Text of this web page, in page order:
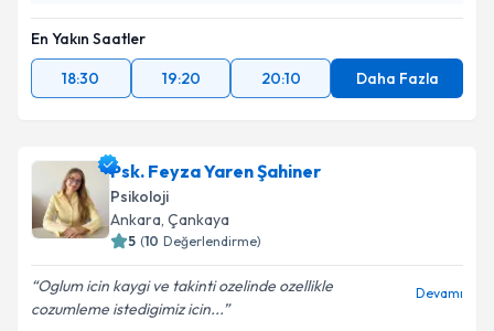
En Yakın Saatler
18:30
19:20 20:10 Daha Fazla
Psk. Feyza Yaren Şahiner
Psikoloji
Ankara, Çankaya
5 (10 Değerlendirme)
Oglum icin kaygi ve takinti ozelinde ozellikle
cozumleme istedigimiz icin...
Devamı